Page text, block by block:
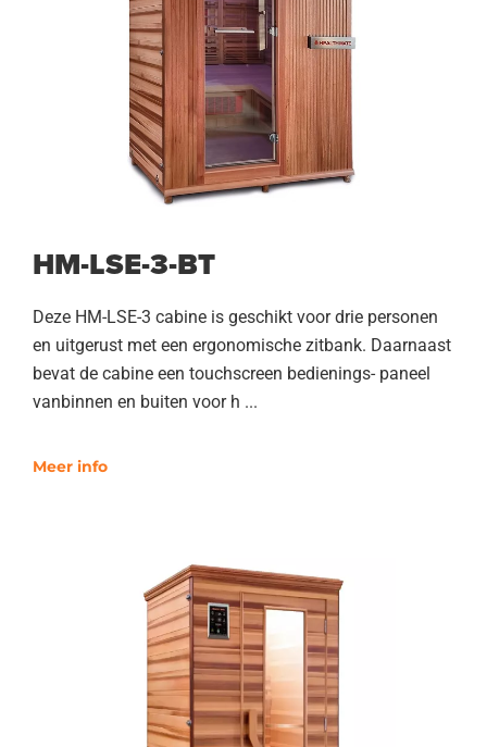
HM-LSE-3-BT
Deze HM-LSE-3 cabine is geschikt voor drie personen
en uitgerust met een ergonomische zitbank. Daarnaast
bevat de cabine een touchscreen bedienings- paneel
vanbinnen en buiten voor h ...
Meer info